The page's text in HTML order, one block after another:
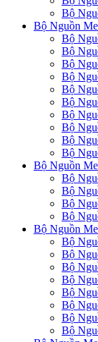
Bộ
Bộ Nguồn
Bộ
Bộ
Bộ
Bộ
Bộ
Bộ
Bộ
Bộ
Bộ
Bộ
Bộ Nguồn
Bộ
Bộ
Bộ
Bộ
Bộ Nguồn
Bộ
Bộ
Bộ
Bộ
Bộ
Bộ
Bộ
Bộ